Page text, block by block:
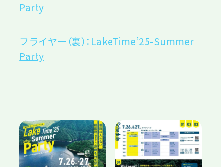
Party
フライヤー（裏）：LakeTime’25-Summer
Party